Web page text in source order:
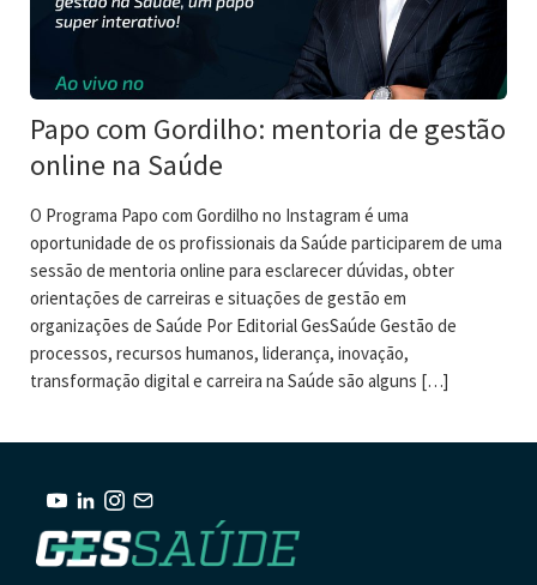
Papo com Gordilho: mentoria de gestão
online na Saúde
O Programa Papo com Gordilho no Instagram é uma
oportunidade de os profissionais da Saúde participarem de uma
sessão de mentoria online para esclarecer dúvidas, obter
orientações de carreiras e situações de gestão em
organizações de Saúde Por Editorial GesSaúde Gestão de
processos, recursos humanos, liderança, inovação,
transformação digital e carreira na Saúde são alguns […]